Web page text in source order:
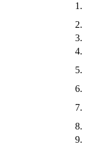
1.
2.
3.
4.
5.
6.
7.
8.
9.